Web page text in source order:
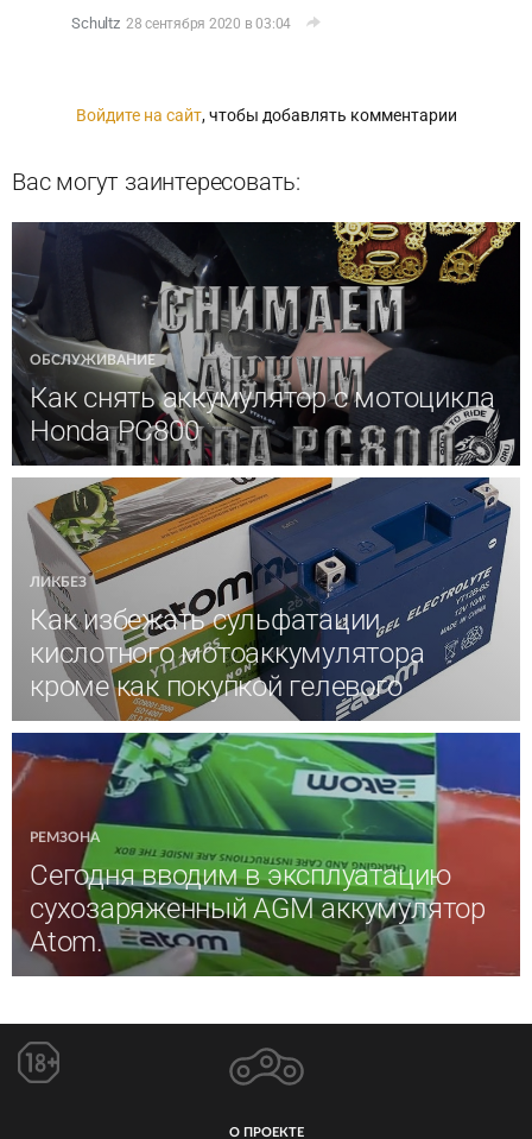
Schultz 28 сентября 2020 в 03:04
Войдите на сайт, чтобы добавлять комментарии
Вас могут заинтересовать:
ОБСЛУЖИВАНИЕ
Как снять аккумулятор с мотоцикла
Honda PC800
ЛИКБЕЗ
Как избежать сульфатации
кислотного мотоаккумулятора
кроме как покупкой гелевого
РЕМЗОНА
Сегодня вводим в эксплуатацию
сухозаряженный AGM аккумулятор
Atom.
О ПРОЕКТЕ